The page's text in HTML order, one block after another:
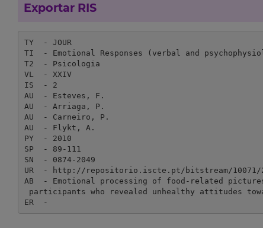
Exportar RIS
TY  - JOUR
TI  - Emotional Responses (verbal and
T2  - Psicologia
VL  - XXIV
IS  - 2
AU  - Esteves, F.
AU  - Arriaga, P.
AU  - Carneiro, P.
AU  - Flykt, A.
PY  - 2010
SP  - 89-111
SN  - 0874-2049
UR  - http://repositorio.iscte.pt/bitstream/10071/
AB  - Emotional processing of food-related
participants who revealed unhealthy attitudes
ER  -